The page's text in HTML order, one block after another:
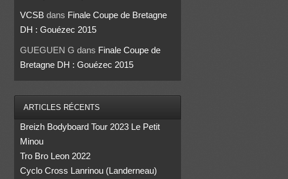
VCSBdans Finale Coupe de Bretagne
DH : Gouézec 2015
GUEGUEN G dans Finale Coupe de
Bretagne DH : Gouézec 2015
ARTICLES RÉCENTS
Breizh Bodyboard Tour 2023 Le Petit
Minou
Tro Bro Leon 2022
Cyclo Cross Lanrinou (Landerneau)